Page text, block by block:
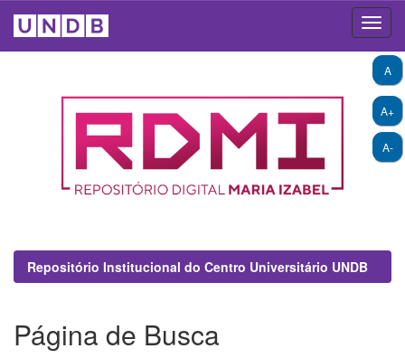
A+
A-
A
Repositório Institucional do Centro Universitário UNDB
Página de Busca